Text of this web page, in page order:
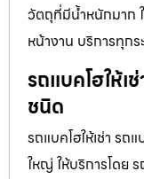
วัตถุที่มีน้ำหนักมาก
หน้างาน บริการทุกร
รถแบคโฮให้เ
ชนิด
รถแบคโฮให้เช่า รถ
ใหญ่ ให้บริการโดย